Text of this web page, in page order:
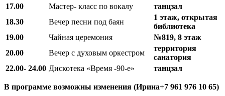
17.00 Мастер- класс по вокалу
танцзал
18.30
Вечер песни под баян
1 этаж, открытая
библиотека
19.00
Чайная церемония
№819, 8 этаж
20.00
Вечер с духовым оркестром
территория
санатория
22.00- 24.00 Дискотека «Время -90-е» танцзал
В программе возможны изменения (Ирина+7 961 976 10 65)